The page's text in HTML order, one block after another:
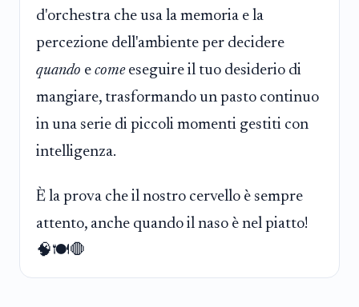
d'orchestra che usa la memoria e la
percezione dell'ambiente per decidere
quando e comeeseguire il tuo desiderio di
mangiare, trasformando un pasto continuo
in una serie di piccoli momenti gestiti con
intelligenza.
È la prova che il nostro cervello è sempre
attento, anche quando il naso è nel piatto!
🧠🍽️🛑